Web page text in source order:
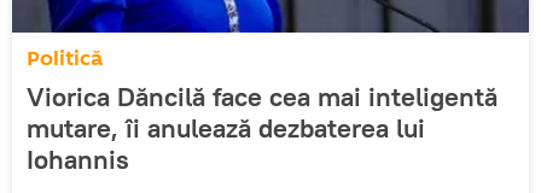
Politică
Viorica Dăncilă face cea mai inteligentă
mutare, îi anulează dezbaterea lui
Iohannis